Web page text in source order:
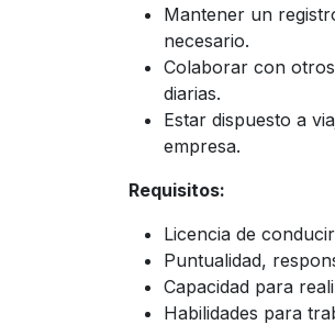
Mantener un
necesario.
Colaborar con
diarias.
Estar dispuesto a
empresa.
Requisitos:
Licencia de
Puntualidad,
Capacidad para
Habilidades para